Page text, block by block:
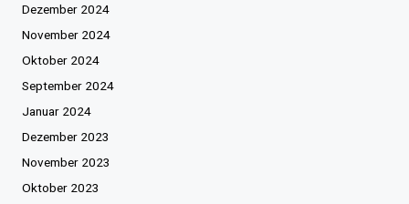
Dezember 2024
November 2024
Oktober 2024
September 2024
Januar 2024
Dezember 2023
November 2023
Oktober 2023